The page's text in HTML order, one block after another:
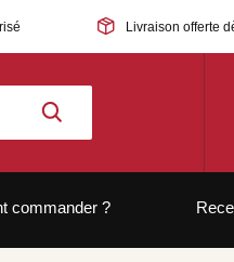
Livraison offerte
commander ?